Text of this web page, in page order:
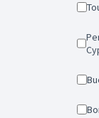
Perralière Grandclément